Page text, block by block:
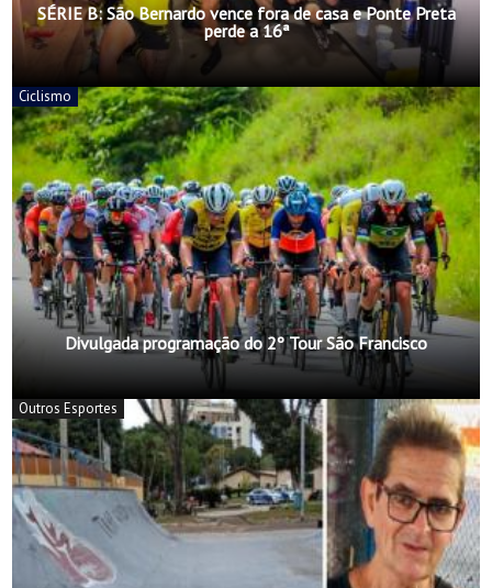
SÉRIE B: São Bernardo vence fora de casa e Ponte Preta
perde a 16ª
Ciclismo
Divulgada programação do 2º Tour São Francisco
Outros Esportes